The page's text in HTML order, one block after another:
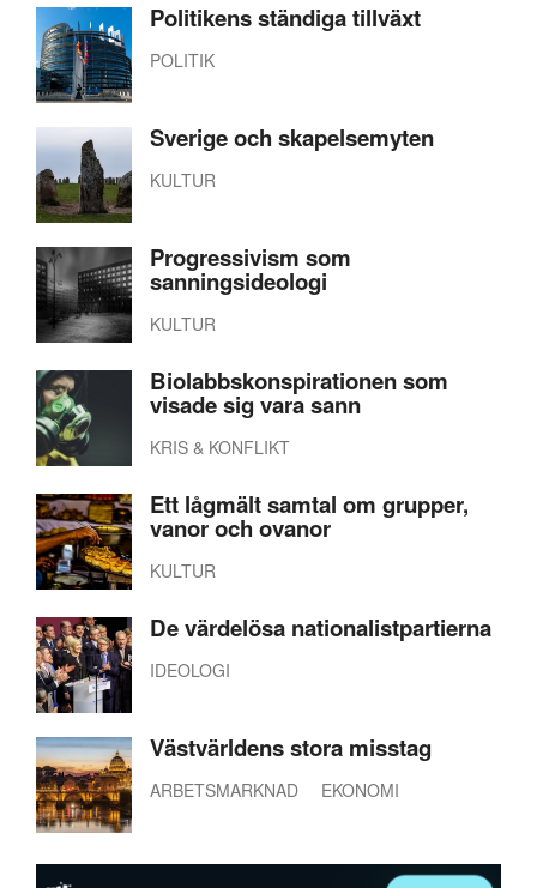
Politikens ständiga tillväxt
POLITIK
Sverige och skapelsemyten
KULTUR
Progressivism som
sanningsideologi
KULTUR
Biolabbskonspirationen som
visade sig vara sann
KRIS & KONFLIKT
Ett lågmält samtal om grupper,
vanor och ovanor
KULTUR
De värdelösa nationalistpartierna
IDEOLOGI
Västvärldens stora misstag
ARBETSMARKNAD EKONOMI